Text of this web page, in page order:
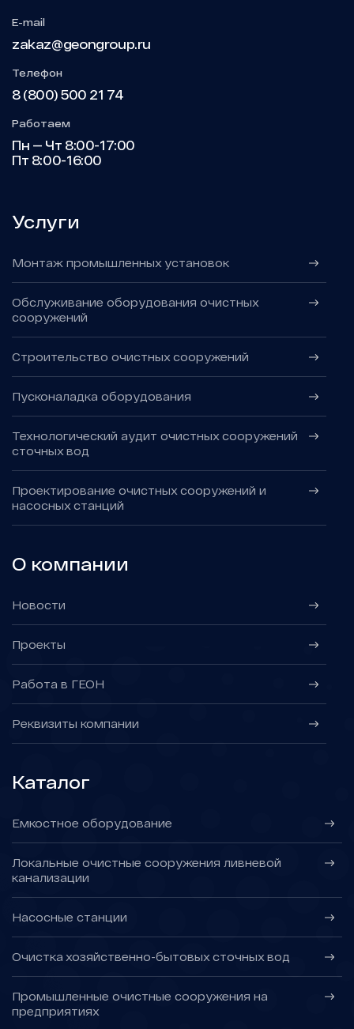
Услуги
Монтаж промышленных установок
Обслуживание оборудования очистных
сооружений
Строительство очистных сооружений
Пусконаладка оборудования
Технологический аудит очистных сооружений
сточных вод
Проектирование очистных сооружений и
насосных станций
О компании
Новости
Проекты
Работа в ГЕОН
Реквизиты компании
Каталог
Емкостное оборудование
Локальные очистные сооружения ливневой
канализации
Насосные станции
Очистка хозяйственно-бытовых сточных вод
Промышленные очистные сооружения на
предприятиях
E-mail
zakaz@geongroup.ru
Телефон
8 (800) 500 21 74
Работаем
Пн — Чт 8:00-17:00
Пт 8:00-16:00